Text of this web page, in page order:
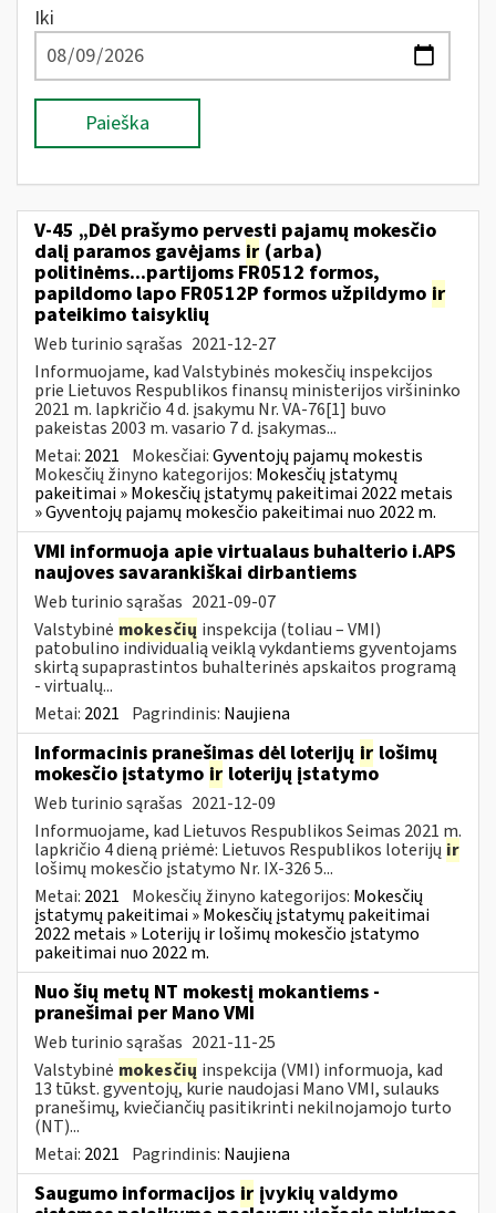
Iki
Paieška
V-45 „Dėl prašymo pervesti pajamų mokesčio
dalį paramos gavėjams ir (arba)
politinėms...partijoms FR0512 formos,
papildomo lapo FR0512P formos užpildymo ir
pateikimo taisyklių
Web turinio sąrašas 2021-12-27
Informuojame, kad Valstybinės mokesčių inspekcijos
prie Lietuvos Respublikos finansų ministerijos viršininko
2021 m. lapkričio 4 d. įsakymu Nr. VA-76[1] buvo
pakeistas 2003 m. vasario 7 d. įsakymas...
Metai: 2021 Mokesčiai:Gyventojų pajamų mokestis
Mokesčių žinyno kategorijos: Mokesčių įstatymų
pakeitimai » Mokesčių įstatymų pakeitimai 2022 metais
» Gyventojų pajamų mokesčio pakeitimai nuo 2022 m.
VMI informuoja apie virtualaus buhalterio i.APS
naujoves savarankiškai dirbantiems
Web turinio sąrašas 2021-09-07
Valstybinė mokesčių inspekcija (toliau – VMI)
patobulino individualią veiklą vykdantiems gyventojams
skirtą supaprastintos buhalterinės apskaitos programą
- virtualų...
Metai: 2021 Pagrindinis: Naujiena
Informacinis pranešimas dėl loterijų ir lošimų
mokesčio įstatymo ir loterijų įstatymo
Web turinio sąrašas 2021-12-09
Informuojame, kad Lietuvos Respublikos Seimas 2021 m.
lapkričio 4 dieną priėmė: Lietuvos Respublikos loterijų ir
lošimų mokesčio įstatymo Nr. IX-326 5...
Metai: 2021 Mokesčių žinyno kategorijos: Mokesčių
įstatymų pakeitimai » Mokesčių įstatymų pakeitimai
2022 metais » Loterijų ir lošimų mokesčio įstatymo
pakeitimai nuo 2022 m.
Nuo šių metų NT mokestį mokantiems -
pranešimai per Mano VMI
Web turinio sąrašas 2021-11-25
Valstybinė mokesčių inspekcija (VMI) informuoja, kad
13 tūkst. gyventojų, kurie naudojasi Mano VMI, sulauks
pranešimų, kviečiančių pasitikrinti nekilnojamojo turto
(NT)...
Metai: 2021 Pagrindinis: Naujiena
Saugumo informacijos ir įvykių valdymo